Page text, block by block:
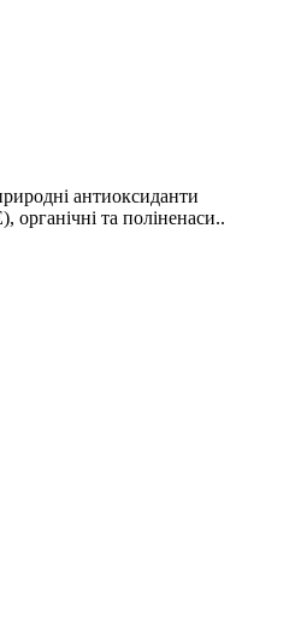
антиоксиданти
органічні та поліненаси..